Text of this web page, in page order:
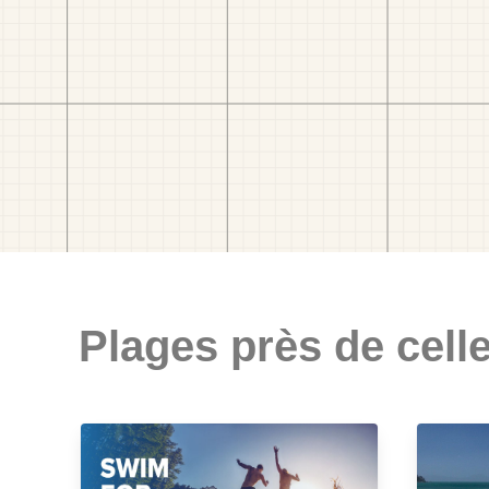
Plages près de